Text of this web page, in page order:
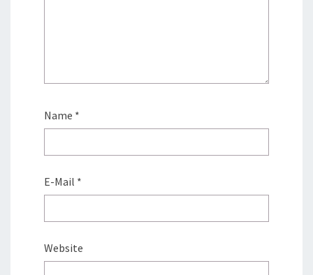
Name *
E-Mail *
Website